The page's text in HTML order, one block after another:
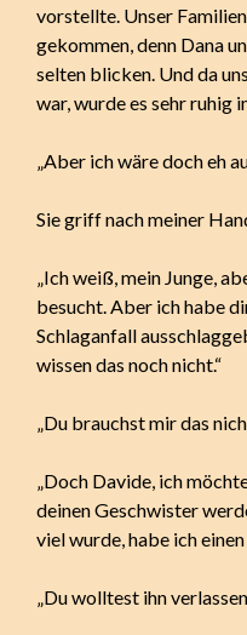
vorstellte. Unser
gekommen, denn Dana
selten blicken. Und da
war, wurde es sehr ruhig
„Aber ich wäre doch eh
Sie griff nach meiner
„Ich weiß, mein Junge,
besucht. Aber ich habe
Schlaganfall
wissen das noch nicht.“
„Du brauchst mir das
„Doch Davide, ich
deinen Geschwister
viel wurde, habe ich
„Du wolltest ihn